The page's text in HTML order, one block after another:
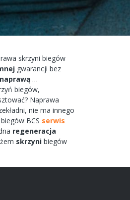
skrzyni biegów
gwarancji bez
naprawą …
biegów,
Naprawa
nie ma innego
biegów BCS serwis
regeneracja
skrzyni biegów